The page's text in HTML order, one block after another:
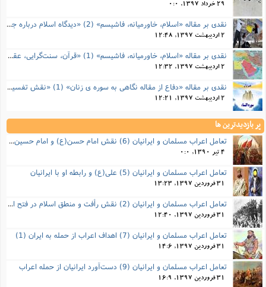
29 خرداد 1397, 0:0
نقدی بر مقاله «اسلام، خاورمیانه، فاشیسم» (2) «دیدگاه اسلام درباره جهاد، مدرنیسم و زن»
2 اردیبهشت 1397, 12:48
نقدی بر مقاله «اسلام، خاورمیانه، فاشیسم» (1) «قرآن، سنت‌گرایی، عقلانیت»
2 اردیبهشت 1397, 12:32
نقدی بر مقاله «دفاع از مقاله نگاهی به سوره ی زنان» (1) «نقش تفسیر درباره قرآن»
2 اردیبهشت 1397, 12:21
پر بازدیدترین ها
تعامل اعراب مسلمان و ایرانیان (6) نقش امام حسن(ع) و امام حسین(ع) در فتح ایران
4 تیر 1390, 0:0
تعامل اعراب مسلمان و ایرانیان (5) علی(ع) و رابطه‌ او با ایرانیان
31 فروردین 1397, 13:23
تعامل اعراب مسلمان و ایرانیان (2) نقش رأفت و منطق اسلام در فتح ایران
31 فروردین 1397, 12:40
تعامل اعراب مسلمان و ایرانیان (7) اهداف اعراب از حمله به ایران (1)
31 فروردین 1397, 14:6
تعامل اعراب مسلمان و ایرانیان (9) دست‌آورد ایرانیان از حمله اعراب
31 فروردین 1397, 16:9